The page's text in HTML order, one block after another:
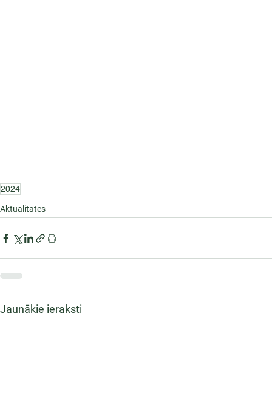
2024
Aktualitātes
Jaunākie ieraksti